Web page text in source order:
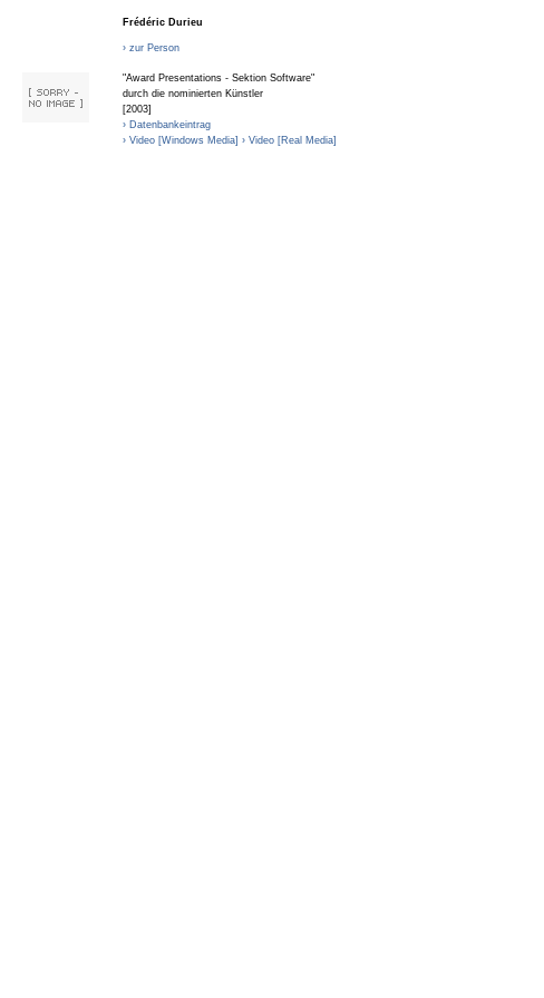
Frédéric Durieu
› zur Person
"Award Presentations - Sektion Software"
durch die nominierten Künstler
[2003]
› Datenbankeintrag
› Video [Windows Media] › Video [Real Media]